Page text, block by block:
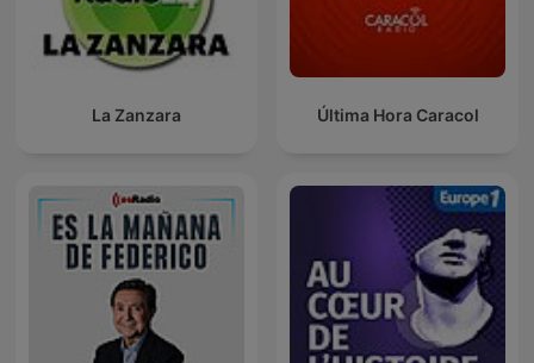
La Zanzara Última Hora Caracol